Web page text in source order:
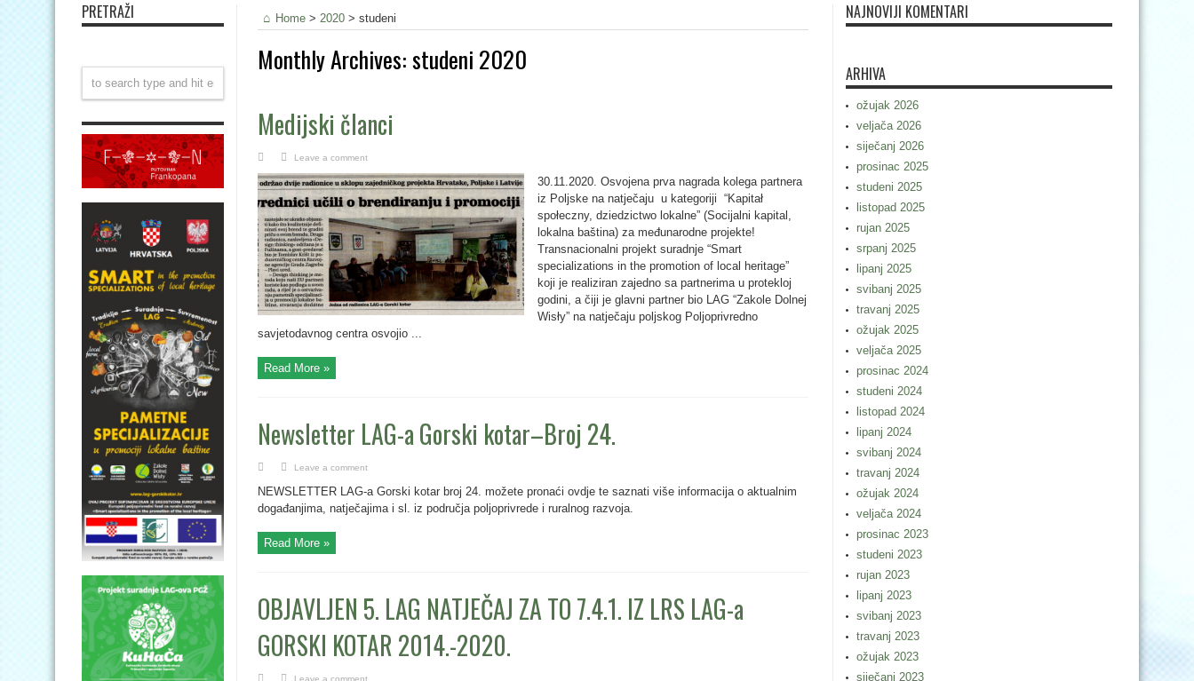
Home > 2020 > studeni
Monthly Archives:studeni 2020
Medijski članci
Leave a comment
30.11.2020. Osvojena prva nagrada kolega partnera
iz Poljske na natječaju u kategoriji “Kapitał
społeczny, dziedzictwo lokalne” (Socijalni kapital,
lokalna baština) za međunarodne projekte!
Transnacionalni projekt suradnje “Smart
specializations in the promotion of local heritage”
koji je realiziran zajedno sa partnerima u protekloj
godini, a čiji je glavni partner bio LAG “Zakole Dolnej
Wisły” na natječaju poljskog Poljoprivredno
savjetodavnog centra osvojio ...
Read More »
Newsletter LAG-a Gorski kotar–Broj 24.
Leave a comment
NEWSLETTER LAG-a Gorski kotar broj 24. možete pronaći ovdje te saznati više informacija o aktualnim
događanjima, natječajima i sl. iz područja poljoprivrede i ruralnog razvoja.
Read More »
OBJAVLJEN 5. LAG NATJEČAJ ZA TO 7.4.1. IZ LRS LAG-a
GORSKI KOTAR 2014.-2020.
Leave a comment
PRETRAŽI NAJNOVIJI KOMENTARI
ARHIVA
ožujak 2026
veljača 2026
siječanj 2026
prosinac 2025
studeni 2025
listopad 2025
rujan 2025
srpanj 2025
lipanj 2025
svibanj 2025
travanj 2025
ožujak 2025
veljača 2025
prosinac 2024
studeni 2024
listopad 2024
lipanj 2024
svibanj 2024
travanj 2024
ožujak 2024
veljača 2024
prosinac 2023
studeni 2023
rujan 2023
lipanj 2023
svibanj 2023
travanj 2023
ožujak 2023
siječanj 2023